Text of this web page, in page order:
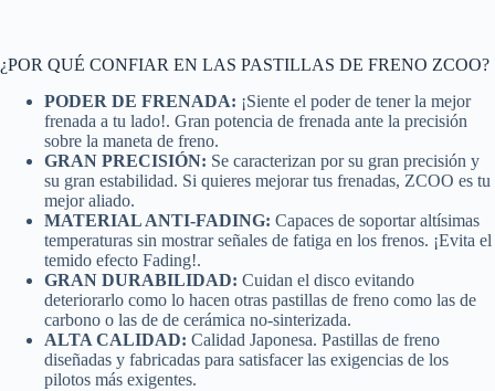
¿POR QUÉ CONFIAR EN LAS PASTILLAS DE FRENO ZCOO?
PODER DE FRENADA: ¡Siente el poder de tener la mejor
frenada a tu lado!. Gran potencia de frenada ante la precisión
sobre la maneta de freno.
GRAN PRECISIÓN: Se caracterizan por su gran precisión y
su gran estabilidad. Si quieres mejorar tus frenadas, ZCOO es tu
mejor aliado.
MATERIAL ANTI-FADING: Capaces de soportar altísimas
temperaturas sin mostrar señales de fatiga en los frenos. ¡Evita el
temido efecto Fading!.
GRAN DURABILIDAD: Cuidan el disco evitando
deteriorarlo como lo hacen otras pastillas de freno como las de
carbono o las de de cerámica no-sinterizada.
ALTA CALIDAD: Calidad Japonesa. Pastillas de freno
diseñadas y fabricadas para satisfacer las exigencias de los
pilotos más exigentes.